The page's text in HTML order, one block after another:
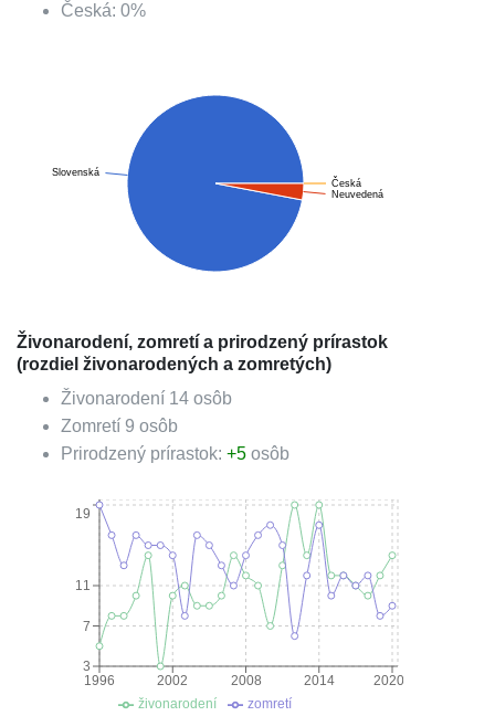
Česká: 0%
Slovenská
Neuvedená
Česká
Živonarodení, zomretí a prirodzený prírastok
(rozdiel živonarodených a zomretých)
Živonarodení 14 osôb
Zomretí 9 osôb
Prirodzený prírastok: +5 osôb
1996 2002 2008 2014 2020
3
7
11
19
živonarodení zomretí